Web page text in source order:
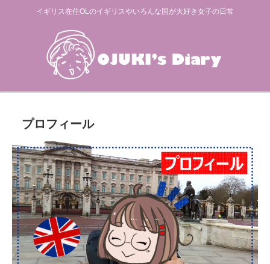
イギリス在住OLのイギリスやいろんな国が大好き女子の日常
プロフィール